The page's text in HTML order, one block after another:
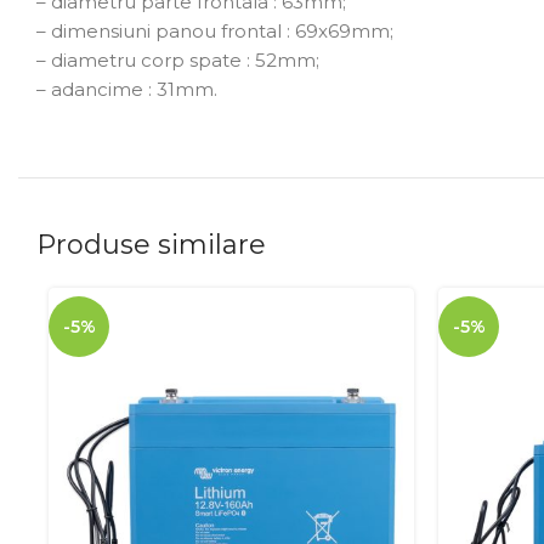
– dimensiuni panou frontal : 69x69mm;
– diametru corp spate : 52mm;
– adancime : 31mm.
Produse similare
-5% -5%